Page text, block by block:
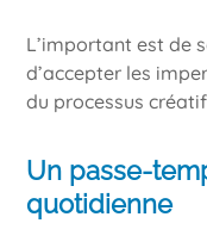
L’important est de
d’accepter les
du processus
Un passe-
quotidienne